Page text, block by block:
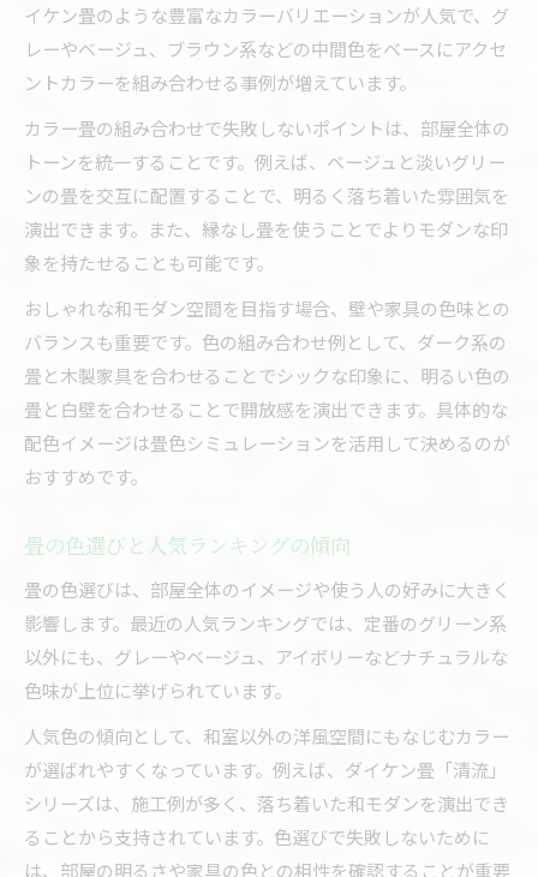
イケン畳のような豊富なカラーバリエーションが人気で、グ
レーやベージュ、ブラウン系などの中間色をベースにアクセ
ントカラーを組み合わせる事例が増えています。
カラー畳の組み合わせで失敗しないポイントは、部屋全体の
トーンを統一することです。例えば、ベージュと淡いグリー
ンの畳を交互に配置することで、明るく落ち着いた雰囲気を
演出できます。また、縁なし畳を使うことでよりモダンな印
象を持たせることも可能です。
おしゃれな和モダン空間を目指す場合、壁や家具の色味との
バランスも重要です。色の組み合わせ例として、ダーク系の
畳と木製家具を合わせることでシックな印象に、明るい色の
畳と白壁を合わせることで開放感を演出できます。具体的な
配色イメージは畳色シミュレーションを活用して決めるのが
おすすめです。
畳の色選びと人気ランキングの傾向
畳の色選びは、部屋全体のイメージや使う人の好みに大きく
影響します。最近の人気ランキングでは、定番のグリーン系
以外にも、グレーやベージュ、アイボリーなどナチュラルな
色味が上位に挙げられています。
人気色の傾向として、和室以外の洋風空間にもなじむカラー
が選ばれやすくなっています。例えば、ダイケン畳「清流」
シリーズは、施工例が多く、落ち着いた和モダンを演出でき
ることから支持されています。色選びで失敗しないために
は、部屋の明るさや家具の色との相性を確認することが重要